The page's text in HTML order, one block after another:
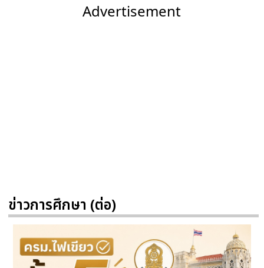
Advertisement
ข่าวการศึกษา (ต่อ)